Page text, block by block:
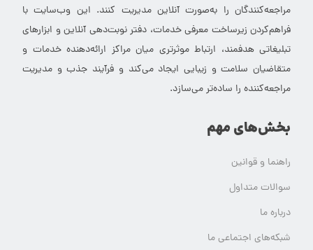
مراجعه‌کنندگان را به‌صورت آنلاین مدیریت کنند. این وب‌سایت با
فراهم‌کردن زیرساخت معرفی خدمات، دفتر نوبت‌دهی آنلاین و ابزارهای
تبلیغاتی هدفمند، ارتباط موثرتری میان مراکز ارائه‌دهنده خدمات و
متقاضیان سلامت و زیبایی ایجاد می‌کند و فرآیند جذب و مدیریت
مراجعه‌کننده را ساده‌تر می‌سازد.
بخش‌های مهم
راهنما و قوانین
سوالات متداول
درباره ما
شبکه‌های اجتماعی ما